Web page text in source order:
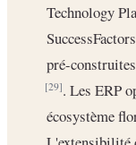
Technology
pré-
[29]. Les ERP
écosystème